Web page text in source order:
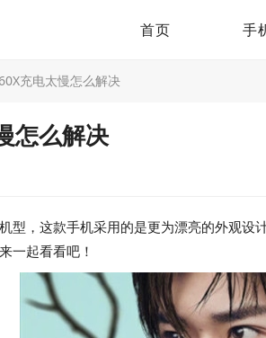
首页 手
充电太慢怎么解决
怎么解决
型，这款手机采用的是更为漂亮的外观
一起看看吧！